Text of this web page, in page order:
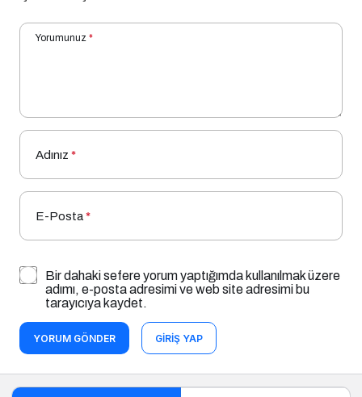
Yorumunuz*
adımı, e-posta adresimi ve web site adresimi bu
tarayıcıya kaydet.
YORUM GÖNDER GIRIŞ YAP
Popüler Haberler Yeni Haberler